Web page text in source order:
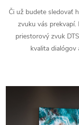
Či už budete sledovať
zvuku vás
priestorový zvuk
kvalita